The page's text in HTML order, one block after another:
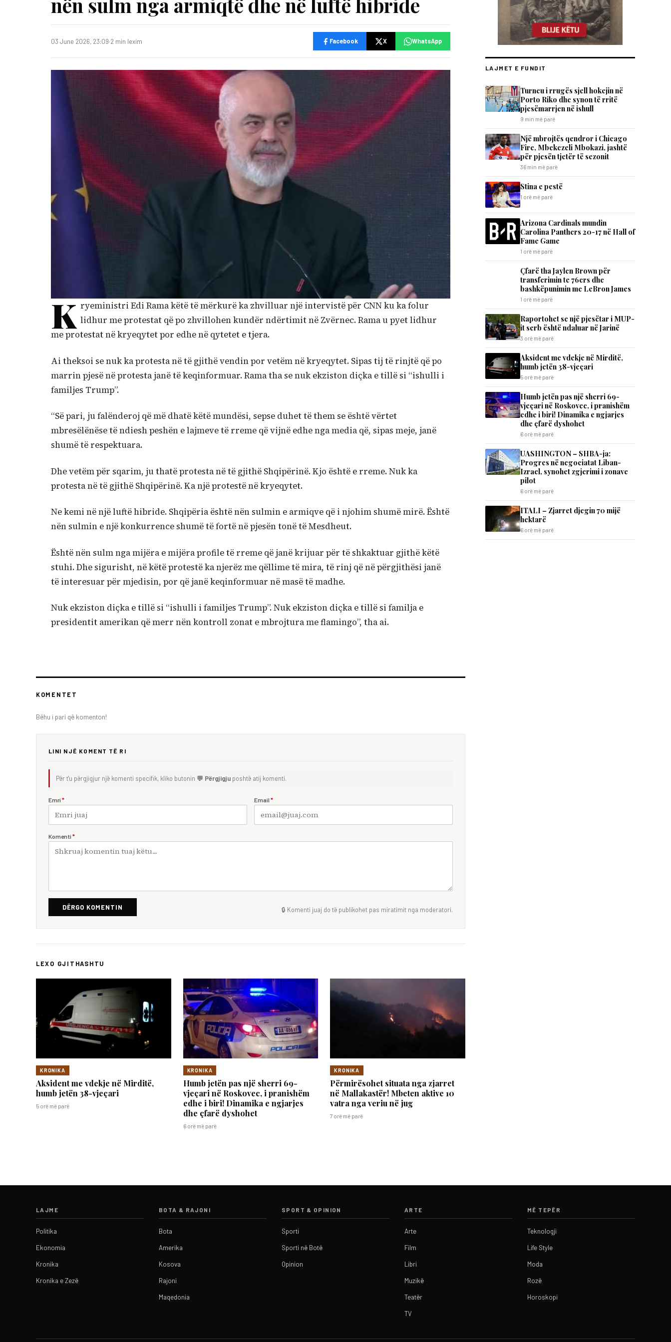
03 June 2026, 23:09·2 min lexim Facebook X WhatsApp
K ryeministri Edi Rama këtë të mërkurë ka zhvilluar një intervistë për CNN ku ka folur
lidhur me protestat që po zhvillohen kundër ndërtimit në Zvërnec. Rama u pyet lidhur
me protestat në kryeqytet por edhe në qytetet e tjera.
Ai theksoi se nuk ka protesta në të gjithë vendin por vetëm në kryeqytet. Sipas tij të rinjtë që po
marrin pjesë në protesta janë të keqinformuar. Rama tha se nuk ekziston diçka e tillë si “ishulli i
familjes Trump”.
“Së pari, ju falënderoj që më dhatë këtë mundësi, sepse duhet të them se është vërtet
mbresëlënëse të ndiesh peshën e lajmeve të rreme që vijnë edhe nga media që, sipas meje, janë
shumë të respektuara.
Dhe vetëm për sqarim, ju thatë protesta në të gjithë Shqipërinë. Kjo është e rreme. Nuk ka
protesta në të gjithë Shqipërinë. Ka një protestë në kryeqytet.
Ne kemi në një luftë hibride. Shqipëria është nën sulmin e armiqve që i njohim shumë mirë. Është
nën sulmin e një konkurrence shumë të fortë në pjesën tonë të Mesdheut.
Është nën sulm nga mijëra e mijëra profile të rreme që janë krijuar për të shkaktuar gjithë këtë
stuhi. Dhe sigurisht, në këtë protestë ka njerëz me qëllime të mira, të rinj që në përgjithësi janë
të interesuar për mjedisin, por që janë keqinformuar në masë të madhe.
Nuk ekziston diçka e tillë si “ishulli i familjes Trump”. Nuk ekziston diçka e tillë si familja e
presidentit amerikan që merr nën kontroll zonat e mbrojtura me flamingo”, tha ai.
KOMENTET
Bëhu i pari që komenton!
LINI NJË KOMENT TË RI
Për t'u përgjigjur një komenti specifik, kliko butonin 💬 Përgjigju poshtë atij komenti.
Emri * Email *
Komenti *
DËRGO KOMENTIN 🔒 Komenti juaj do të publikohet pas miratimit nga moderatori.
LEXO GJITHASHTU
KRONIKA
Aksident me vdekje në Mirditë,
humb jetën 38-vjeçari
5 orë më parë
KRONIKA
Humb jetën pas një sherri 69-
vjeçari në Roskovec, i pranishëm
edhe i biri! Dinamika e ngjarjes
dhe çfarë dyshohet
6 orë më parë
KRONIKA
Përmirësohet situata nga zjarret
në Mallakastër! Mbeten aktive 10
vatra nga veriu në jug
7 orë më parë
LAJMET E FUNDIT
Turneu i rrugës sjell hokejin në
Porto Riko dhe synon të rritë
pjesëmarrjen në ishull
9 min më parë
Një mbrojtës qendror i Chicago
Fire, Mbekezeli Mbokazi, jashtë
për pjesën tjetër të sezonit
36 min më parë
Stina e pestë
1 orë më parë
Arizona Cardinals mundin
Carolina Panthers 20-17 në Hall of
Fame Game
1 orë më parë
Çfarë tha Jaylen Brown për
transferimin te 76ers dhe
bashkëpunimin me LeBron James
1 orë më parë
Raportohet se një pjesëtar i MUP-
it serb është ndaluar në Jarinë
3 orë më parë
Aksident me vdekje në Mirditë,
humb jetën 38-vjeçari
5 orë më parë
Humb jetën pas një sherri 69-
vjeçari në Roskovec, i pranishëm
edhe i biri! Dinamika e ngjarjes
dhe çfarë dyshohet
6 orë më parë
UASHINGTON – SHBA-ja:
Progres në negociatat Liban-
Izrael, synohet zgjerimi i zonave
pilot
6 orë më parë
ITALI – Zjarret djegin 70 mijë
hektarë
6 orë më parë
LAJME
Politika
Ekonomia
Kronika
Kronika e Zezë
BOTA & RAJONI
Bota
Amerika
Kosova
Rajoni
Maqedonia
SPORT & OPINION
Sporti
Sporti në Botë
Opinion
ARTE
Arte
Film
Libri
Muzikë
Teatër
TV
MË TEPËR
Teknologji
Life Style
Moda
Rozë
Horoskopi